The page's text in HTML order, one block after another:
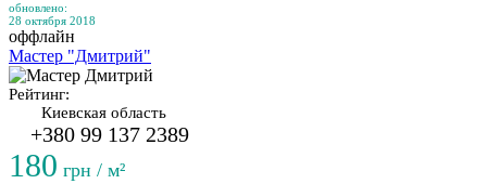
обновлено:
28 октября 2018
оффлайн
Мастер "Дмитрий"
Рейтинг:
Киевская область
+380 99 137 2389
180 грн / м²